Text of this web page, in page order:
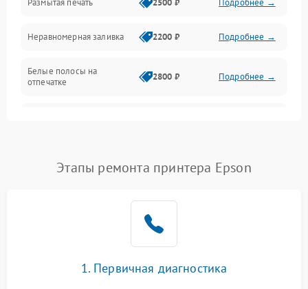
Панель управления и индикация
Режим работы
Питание и запуск
Размытая печать 2500 ₽ Подробнее →
Неравномерная заливка 2200 ₽ Подробнее →
Белые полосы на
отпечатке
2800 ₽ Подробнее →
Этапы ремонта принтера Epson
1. Первичная диагностика